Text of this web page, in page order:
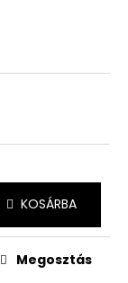
KOSÁRBA
Megosztás